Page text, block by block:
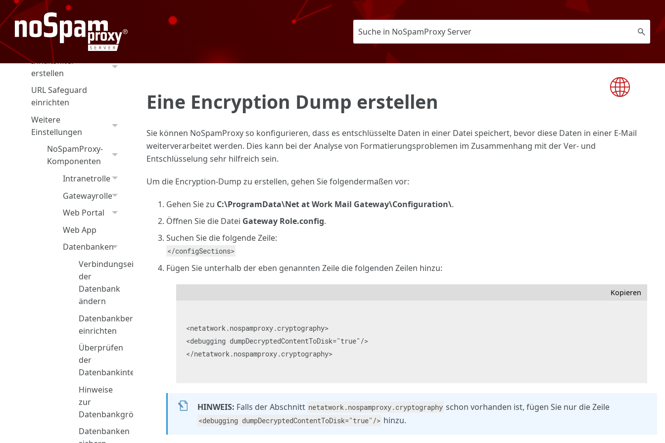
Zu Hauptinhalt springen
E-Mail-Routing
einrichten
Regeln erstellen
Inhaltsfilter
erstellen
URL Safeguard
einrichten
Weitere
Einstellungen
NoSpamProxy-
Komponenten
Intranetrolle
Gatewayrolle
Web Portal
Web App
Datenbanken
Verbindungseinstellungen
der
Datenbank
ändern
Datenbankberechtigungen
einrichten
Überprüfen
der
Datenbankintegrität
Hinweise
zur
Datenbankgröße
Datenbanken
Eine Encryption Dump erstellen
Sie können NoSpamProxy so konfigurieren, dass es entschlüsselte Daten in einer Datei speichert, bevor diese Daten in einer E-Mail
weiterverarbeitet werden. Dies kann bei der Analyse von Formatierungsproblemen im Zusammenhang mit der Ver- und
Entschlüsselung sehr hilfreich sein.
Um die Encryption-Dump zu erstellen, gehen Sie folgendermaßen vor:
Gehen Sie zu C:\ProgramData\Net at Work Mail Gateway\Configuration\.
Öffnen Sie die Datei Gateway Role.config.
Suchen Sie die folgende Zeile:
</configSections>
Fügen Sie unterhalb der eben genannten Zeile die folgenden Zeilen hinzu:
<netatwork.nospamproxy.cryptography>
<debugging dumpDecryptedContentToDisk="true"/>
</netatwork.nospamproxy.cryptography>
Kopieren
HINWEIS: Falls der Abschnitt netatwork.nospamproxy.cryptography schon vorhanden ist, fügen Sie nur die Zeile
<debugging dumpDecryptedContentToDisk="true"/> hinzu.